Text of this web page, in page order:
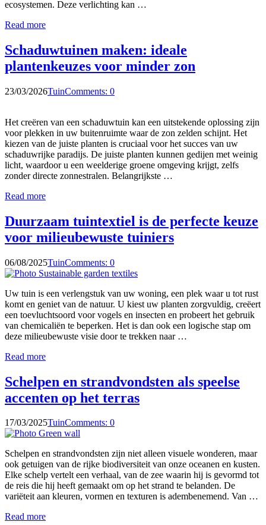
ecosystemen. Deze verlichting kan …
Read more
Schaduwtuinen maken: ideale
plantenkeuzes voor minder zon
23/03/2026TuinComments: 0
Het creëren van een schaduwtuin kan een uitstekende oplossing zijn
voor plekken in uw buitenruimte waar de zon zelden schijnt. Het
kiezen van de juiste planten is cruciaal voor het succes van uw
schaduwrijke paradijs. De juiste planten kunnen gedijen met weinig
licht, waardoor u een weelderige groene omgeving krijgt, zelfs
zonder directe zonnestralen. Belangrijkste …
Read more
Duurzaam tuintextiel is de perfecte keuze
voor milieubewuste tuiniers
06/08/2025TuinComments: 0
Uw tuin is een verlengstuk van uw woning, een plek waar u tot rust
komt en geniet van de natuur. U kiest uw planten zorgvuldig, creëert
een toevluchtsoord voor vogels en insecten en probeert het gebruik
van chemicaliën te beperken. Het is dan ook een logische stap om
deze milieubewuste visie door te trekken naar …
Read more
Schelpen en strandvondsten als speelse
accenten op het terras
17/03/2025TuinComments: 0
Schelpen en strandvondsten zijn niet alleen visuele wonderen, maar
ook getuigen van de rijke biodiversiteit van onze oceanen en kusten.
Elke schelp vertelt een verhaal, van de zee waarin hij is gevormd tot
de reis die hij heeft gemaakt om op het strand te belanden. De
variëteit aan kleuren, vormen en texturen is adembenemend. Van …
Read more